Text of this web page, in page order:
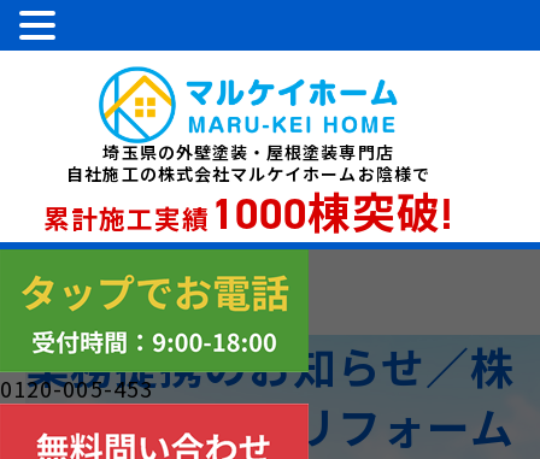
埼玉県の外壁塗装・屋根塗装専門店
自社施工の株式会社マルケイホームお陰様で
累計施工実績 1000棟突破!
0120-005-453
業務提携のお知らせ／株
式会社寿住設リフォーム